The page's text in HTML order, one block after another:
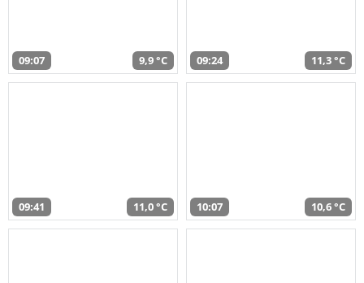
09:07 9,9 °C 09:24 11,3 °C
09:41 11,0 °C 10:07 10,6 °C